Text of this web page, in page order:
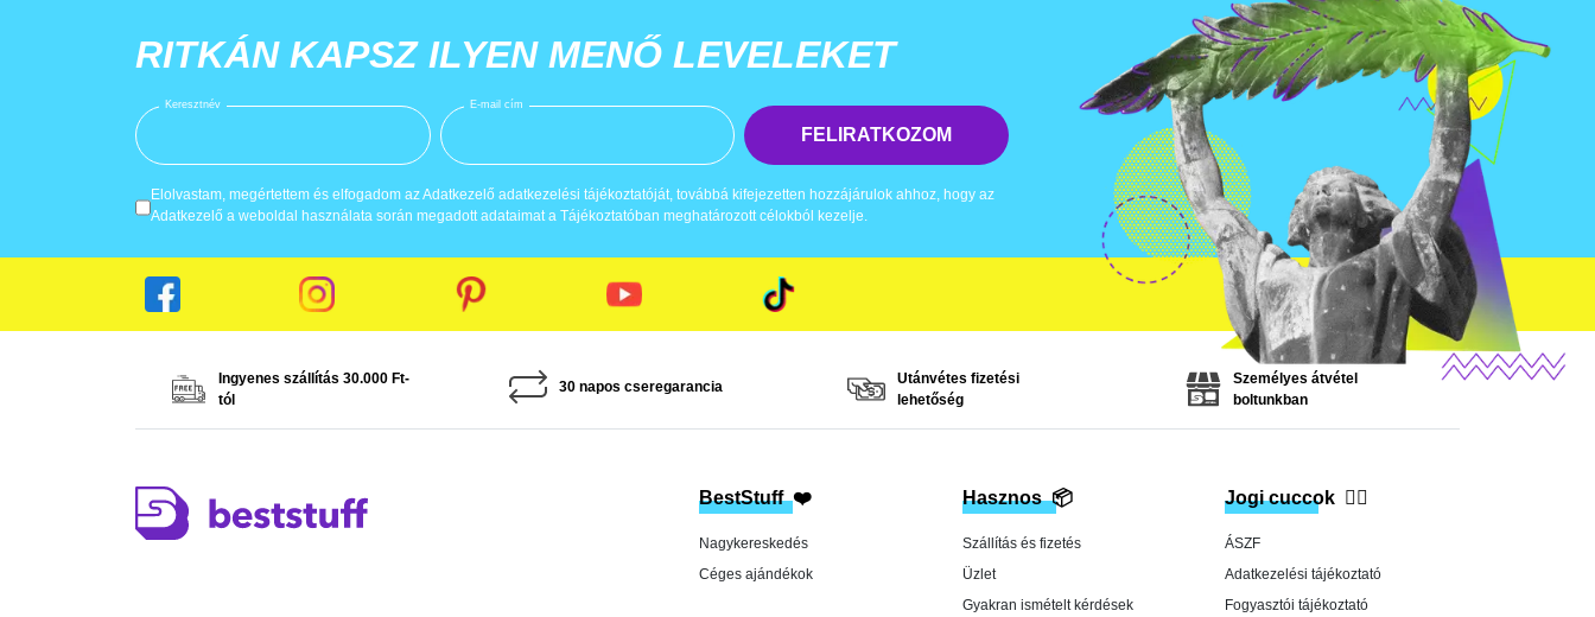
RITKÁN KAPSZ ILYEN MENŐ LEVELEKET
Keresztnév E-mail cím
FELIRATKOZOM
Elolvastam, megértettem és elfogadom az Adatkezelő adatkezelési tájékoztatóját, továbbá kifejezetten hozzájárulok ahhoz, hogy az
Adatkezelő a weboldal használata során megadott adataimat a Tájékoztatóban meghatározott célokból kezelje.
Ingyenes szállítás 30.000 Ft-
tól
30 napos cseregarancia
Utánvétes fizetési
lehetőség
Személyes átvétel
boltunkban
BestStuff ❤️
Nagykereskedés
Céges ajándékok
Hasznos 📦
Szállítás és fizetés
Üzlet
Gyakran ismételt kérdések
Jogi cuccok 👨‍⚖️
ÁSZF
Adatkezelési tájékoztató
Fogyasztói tájékoztató